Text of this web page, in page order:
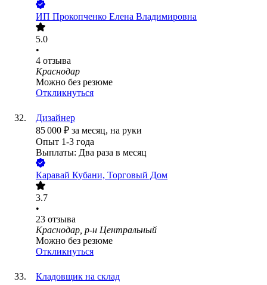
ИП Прокопченко Елена Владимировна
5.0
•
4 отзыва
Краснодар
Можно без резюме
Откликнуться
Дизайнер
85 000 ₽ за месяц, на руки
Опыт 1-3 года
Выплаты: Два раза в месяц
Каравай Кубани, Торговый Дом
3.7
•
23 отзыва
Краснодар, р-н Центральный
Можно без резюме
Откликнуться
Кладовщик на склад